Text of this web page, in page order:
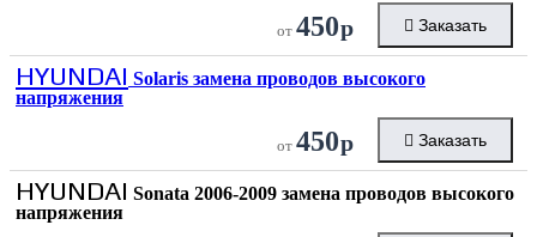
от 450р Заказать
HYUNDAI Solaris замена проводов высокого
напряжения
от 450р Заказать
HYUNDAI Sonata 2006-2009 замена проводов высокого
напряжения